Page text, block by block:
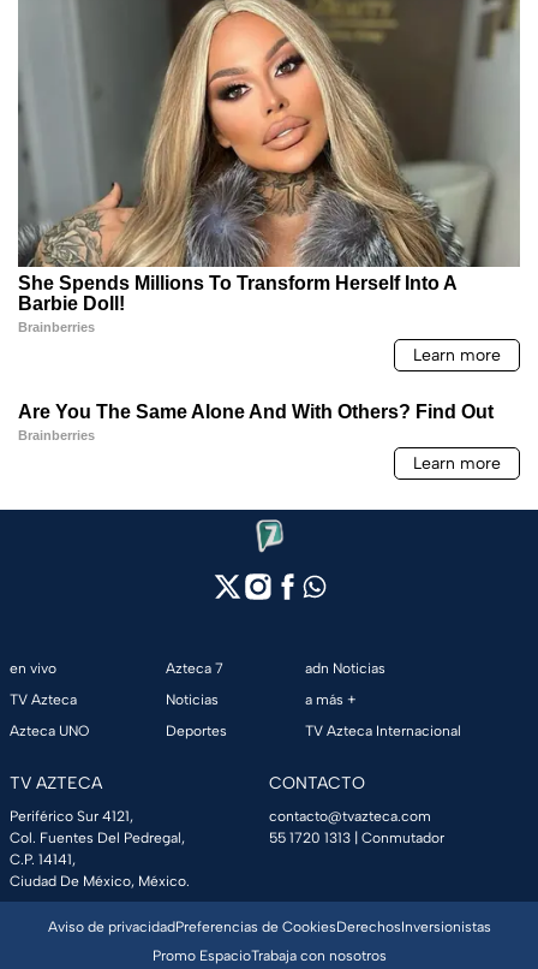
en vivo
TV Azteca
Azteca UNO
Azteca 7
Noticias
Deportes
adn Noticias
a más +
TV Azteca Internacional
TV AZTECA
Periférico Sur 4121,
Col. Fuentes Del Pedregal,
C.P. 14141,
Ciudad De México, México.
CONTACTO
contacto@tvazteca.com
55 1720 1313 | Conmutador
Aviso de privacidadPreferencias de CookiesDerechosInversionistas
Promo EspacioTrabaja con nosotros